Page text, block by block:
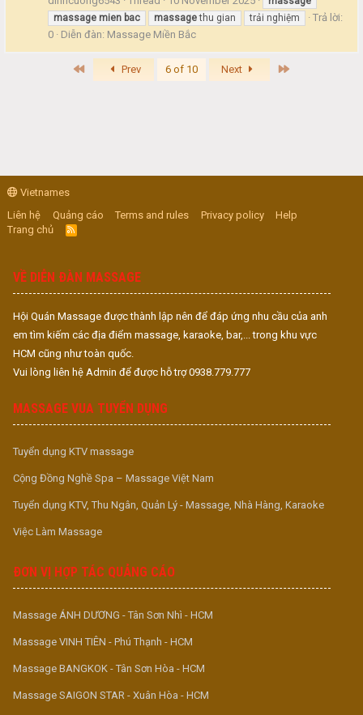
massage mien bac massagethu gian trải nghiệm
Trả lời:
0
Diễn đàn: Massage Miền Bắc
Prev 6 of 10 Next
Vietnames
Liên hệ
Quảng cáo Terms and rules Privacy policy
Help
Trang chủ
R
S
VỀ DIỄN ĐÀN MASSAGE
Hội Quán Massage được thành lập nên để đáp ứng nhu cầu của anh
em tìm kiếm các địa điểm massage, karaoke, bar,... trong khu vực
HCM cũng như toàn quốc.
Vui lòng liên hệ Admin để được hỗ trợ 0938.779.777
MASSAGE VUA TUYỂN DỤNG
Tuyển dụng KTV massage
Cộng Đồng Nghề Spa – Massage Việt Nam
Tuyển dụng KTV, Thu Ngân, Quản Lý - Massage, Nhà Hàng, Karaoke
Việc Làm Massage
ĐƠN VỊ HỢP TÁC QUẢNG CÁO
Massage ÁNH DƯƠNG - Tân Sơn Nhì - HCM
Massage VINH TIÊN - Phú Thạnh - HCM
Massage BANGKOK - Tân Sơn Hòa - HCM
Massage SAIGON STAR - Xuân Hòa - HCM